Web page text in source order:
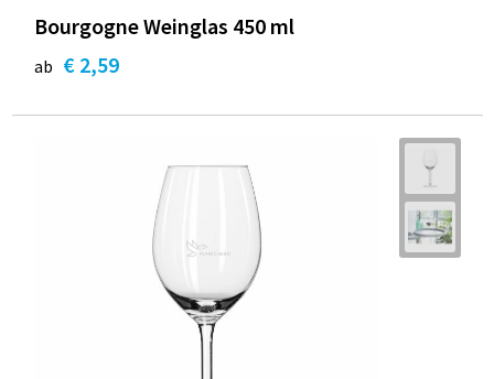
Bourgogne Weinglas 450 ml
ab € 2,59